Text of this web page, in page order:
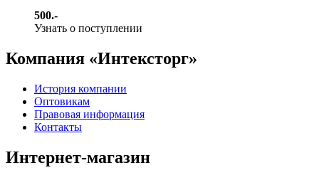
500.-
Узнать о поступлении
Компания «Интексторг»
История компании
Оптовикам
Правовая информация
Контакты
Интернет-магазин